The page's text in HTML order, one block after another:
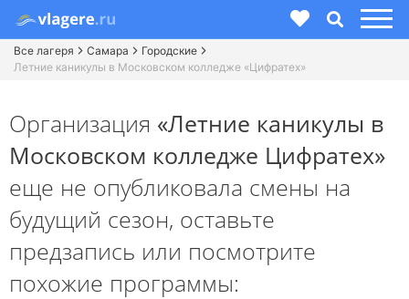
Все лагеря Самара
Городские
Летние каникулы в Московском колледже «Цифратех»
Организация «Летние каникулы в
Московском колледже Цифратех»
еще не опубликовала смены на
будущий сезон, оставьте
предзапись или посмотрите
похожие программы: